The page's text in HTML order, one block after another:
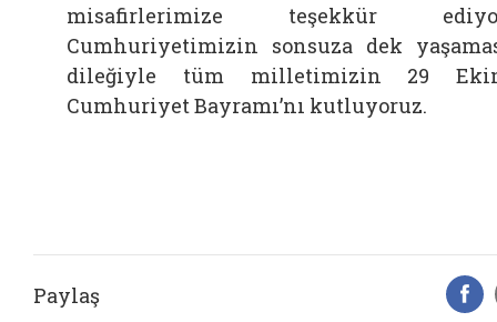
misafirlerimize teşekkür
Cumhuriyetimizin sonsuza dek
dileğiyle tüm milletimizin 29
Cumhuriyet Bayramı’nı kutluyoruz.
Paylaş